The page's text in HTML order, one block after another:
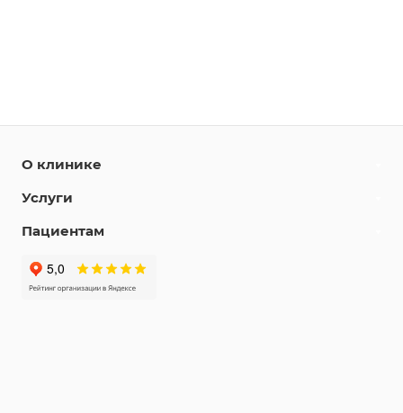
О клинике
Услуги
Пациентам